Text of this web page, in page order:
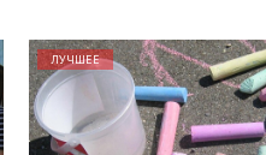
ЛУЧШЕЕ